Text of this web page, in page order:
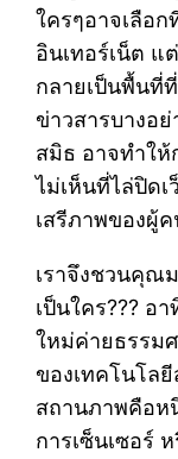
ใครๆอาจเลือ
อินเทอร์เน็ต แ
กลายเป็นพื้นที่
ข่าวสารบางอ
สมิธ อาจทำใ
ไม่เห็นที่ไล่ปิด
เสรีภาพของผู้
เราจึงชวนคุณ
เป็นใคร??? อ
ใหม่ค่ายธรรม
ของเทคโนโล
สถานภาพคือห
การเซ็นเซอร์